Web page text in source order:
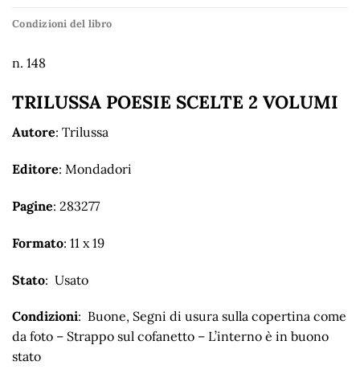
Condizioni del libro
n. 148
TRILUSSA POESIE SCELTE 2 VOLUMI
Autore: Trilussa
Editore: Mondadori
Pagine: 283277
Formato: 11 x 19
Stato: Usato
Condizioni: Buone, Segni di usura sulla copertina come
da foto – Strappo sul cofanetto – L’interno è in buono
stato